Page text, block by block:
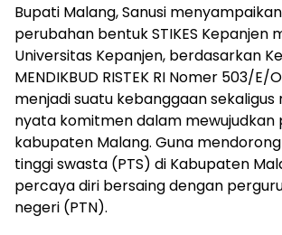
Bupati Malang, Sanusi
perubahan bentuk STIKES Kepanjen
Universitas Kepanjen, berdasarkan
MENDIKBUD RISTEK RI Nomer 503/E/
menjadi suatu kebanggaan sekaligus
nyata komitmen dalam mewujudkan
kabupaten Malang. Guna
tinggi swasta (PTS) di Kabupaten
percaya diri bersaing dengan
negeri (PTN).